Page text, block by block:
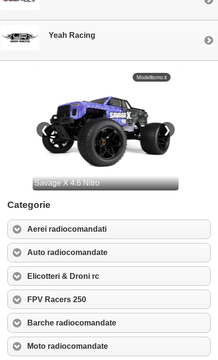
Yeah Racing
Categorie
Aerei radiocomandati
Auto radiocomandate
Elicotteri & Droni rc
FPV Racers 250
Barche radiocomandate
Moto radiocomandate